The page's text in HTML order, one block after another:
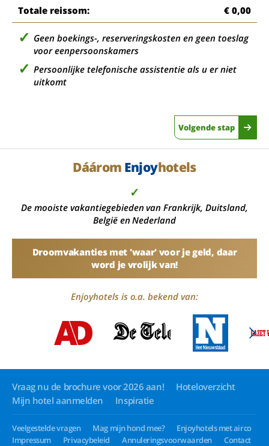
Totale reissom: € 0,00
Geen boekings-, reserveringskosten en geen toeslag
voor eenpersoonskamers
Persoonlijke telefonische assistentie als u er niet
uitkomt
Volgende stap
Dáárom Enjoyhotels
✓
De mooiste vakantiegebieden van Frankrijk, Duitsland,
België en Nederland
Droomvakanties met 'waar' voor je geld, daar
word je vrolijk van!
Enjoyhotels is o.a. bekend van:
Vraag nu de brochure voor 2026 aan!
Hoteloverzicht
Mijn hotel aanmelden
Inspiratie
Veelgestelde vragen Mag mijn hond mee?
Enjoyhotels met airco
Impressum
Privacybeleid Annuleringsvoorwaarden
Contact